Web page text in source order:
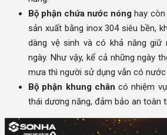
Bộ phận chứa nước nóng hay
sản xuất bằng inox 304 siêu bền,
dàng vệ sinh và có khả năng
ngày. Như vậy, kể cả những ngày
mưa thì người sử dụng vẫn có
Bộ phận khung chân có nhiệm
thái dương năng, đảm bảo an toàn